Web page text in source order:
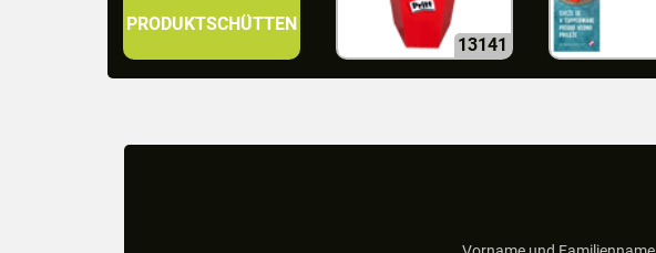
PRODUKTSCHÜTTEN
13141